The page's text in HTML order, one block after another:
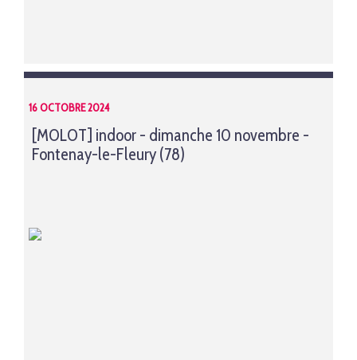
16 OCTOBRE 2024
[MOLOT] indoor - dimanche 10 novembre -
Fontenay-le-Fleury (78)